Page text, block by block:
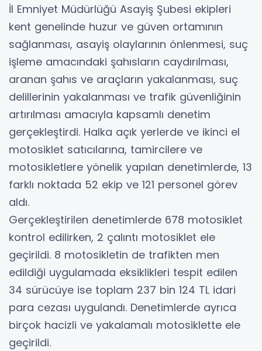
İl Emniyet Müdürlüğü Asayiş Şubesi ekipleri
kent genelinde huzur ve güven ortamının
sağlanması, asayiş olaylarının önlenmesi, suç
işleme amacındaki şahısların caydırılması,
aranan şahıs ve araçların yakalanması, suç
delillerinin yakalanması ve trafik güvenliğinin
artırılması amacıyla kapsamlı denetim
gerçekleştirdi. Halka açık yerlerde ve ikinci el
motosiklet satıcılarına, tamircilere ve
motosikletlere yönelik yapılan denetimlerde, 13
farklı noktada 52 ekip ve 121 personel görev
aldı.
Gerçekleştirilen denetimlerde 678 motosiklet
kontrol edilirken, 2 çalıntı motosiklet ele
geçirildi. 8 motosikletin de trafikten men
edildiği uygulamada eksiklikleri tespit edilen
34 sürücüye ise toplam 237 bin 124 TL idari
para cezası uygulandı. Denetimlerde ayrıca
birçok hacizli ve yakalamalı motosiklette ele
geçirildi.